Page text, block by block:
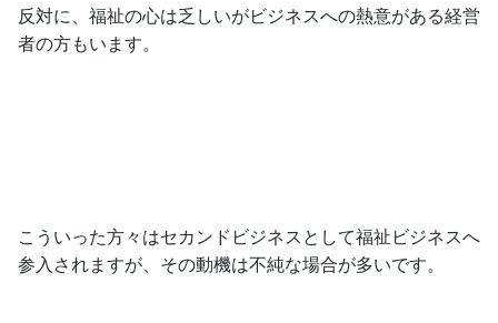
反対に、福祉の心は乏しいがビジネスへの熱意がある経営
者の方もいます。
こういった方々はセカンドビジネスとして福祉ビジネスへ
参入されますが、その動機は不純な場合が多いです。